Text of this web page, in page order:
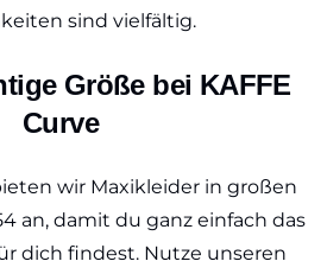
sind vielfältig.
Größe bei KAFFE
Curve
wir Maxikleider in großen
an, damit du ganz einfach das
dich findest. Nutze unseren